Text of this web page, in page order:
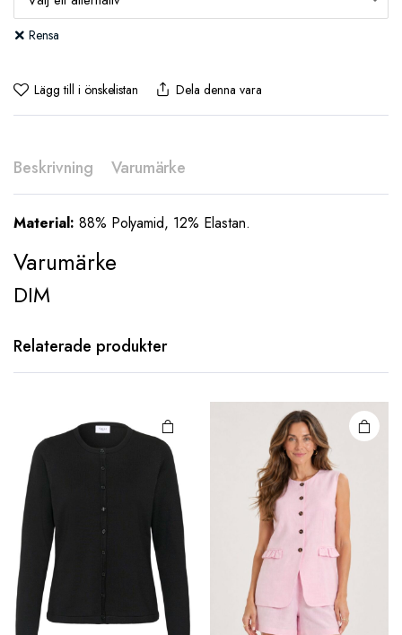
Rensa
Lägg till i önskelistan Dela denna vara
Beskrivning Varumärke
Material: 88% Polyamid, 12% Elastan.
Varumärke
DIM
Relaterade produkter
Den här
De olika
alternativen
kan väljas på
produktsidan
varianter.
De olika
alternativen
kan väljas på
produktsidan